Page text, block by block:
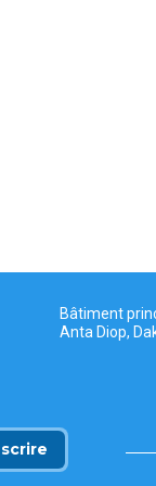
Bâtiment
Anta Diop,